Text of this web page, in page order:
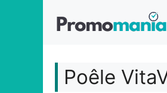
Poêle